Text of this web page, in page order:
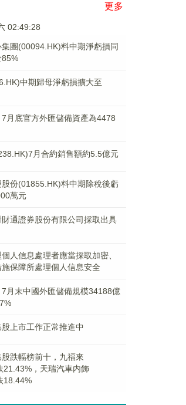
更多
02:49:29
集團(00094.HK)料中期淨虧損同
85%
中期歸母淨虧損擴大至
月底官方外匯儲備資產為4478
月合約銷售額約5.5億元
股份(01855.HK)料中期除稅後虧
萬元
通證券股份有限公司採取出具
人信息處理者應當採取加密、
保障所處理個人信息安全
7月末中國外匯儲備規模34188億
上市工作正常推進中
股跌幅榜前十，九福來
21.43%，天瑞汽車内飾
18.44%